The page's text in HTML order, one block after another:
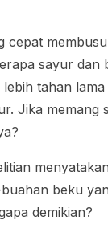
sayur dan
tahan
Jika
beku
demikian?